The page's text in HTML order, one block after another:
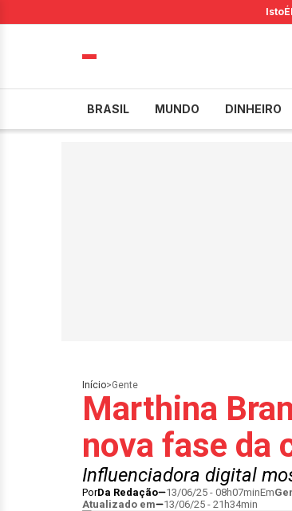
IstoÉ
BRASIL MUNDO DINHEIRO
Início>Gente
Marthina
nova fase da
Influenciadora digital
PorDa Redação 13/06/25 - 08h07minEm
Atualizado em
13/06/25 - 21h34min